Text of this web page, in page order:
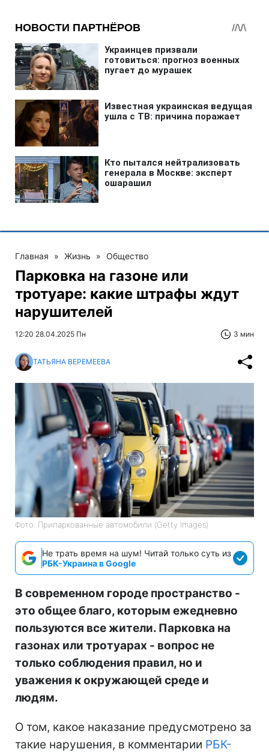
Главная » Жизнь » Общество
Парковка на газоне или
тротуаре: какие штрафы ждут
нарушителей
12:20 28.04.2025 Пн 3 мин
ТАТЬЯНА ВЕРЕМЕЕВА
Фото: Припаркованные автомобили (Getty Images)
Не трать время на шум! Читай только суть из
РБК-Украина в Google
В современном городе пространство -
это общее благо, которым ежедневно
пользуются все жители. Парковка на
газонах или тротуарах - вопрос не
только соблюдения правил, но и
уважения к окружающей среде и
людям.
О том, какое наказание предусмотрено за
такие нарушения, в комментарии РБК-